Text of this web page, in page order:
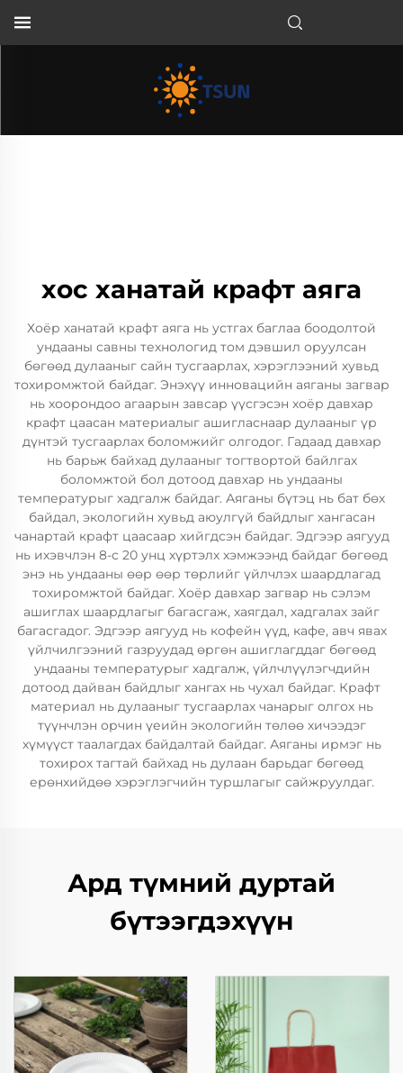
хос ханатай крафт аяга
Хоёр ханатай крафт аяга нь устгах баглаа боодолтой
ундааны савны технологид том дэвшил оруулсан
бөгөөд дулааныг сайн тусгаарлах, хэрэглээний хувьд
тохиромжтой байдаг. Энэхүү инновацийн аяганы загвар
нь хоорондоо агаарын завсар үүсгэсэн хоёр давхар
крафт цаасан материалыг ашигласнаар дулааныг үр
дүнтэй тусгаарлах боломжийг олгодог. Гадаад давхар
нь барьж байхад дулааныг тогтвортой байлгах
боломжтой бол дотоод давхар нь ундааны
температурыг хадгалж байдаг. Аяганы бүтэц нь бат бөх
байдал, экологийн хувьд аюулгүй байдлыг хангасан
чанартай крафт цаасаар хийгдсэн байдаг. Эдгээр аягууд
нь ихэвчлэн 8-с 20 унц хүртэлх хэмжээнд байдаг бөгөөд
энэ нь ундааны өөр өөр төрлийг үйлчлэх шаардлагад
тохиромжтой байдаг. Хоёр давхар загвар нь сэлэм
ашиглах шаардлагыг багасгаж, хаягдал, хадгалах зайг
багасгадог. Эдгээр аягууд нь кофейн үүд, кафе, авч явах
үйлчилгээний газруудад өргөн ашиглагддаг бөгөөд
ундааны температурыг хадгалж, үйлчлүүлэгчдийн
дотоод дайван байдлыг хангах нь чухал байдаг. Крафт
материал нь дулааныг тусгаарлах чанарыг олгох нь
түүнчлэн орчин үеийн экологийн төлөө хичээдэг
хүмүүст таалагдах байдалтай байдаг. Аяганы ирмэг нь
тохирох тагтай байхад нь дулаан барьдаг бөгөөд
ерөнхийдөө хэрэглэгчийн туршлагыг сайжруулдаг.
Ард түмний дуртай
бүтээгдэхүүн